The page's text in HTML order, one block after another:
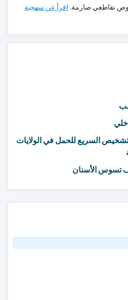
تقاطعي صارمة. اقرأ عن منهجية
السريع للحمل في الولايات
تسوس الأسنان